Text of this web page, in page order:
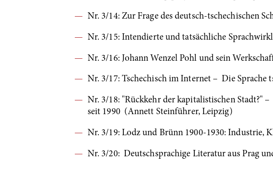
Nr. 3/14: Zur Frage des deutsch-tschechischen
Nr. 3/15: Intendierte und tatsächliche
Nr. 3/16: Johann Wenzel Pohl und sein
Nr. 3/17: Tschechisch im Internet – Die Sprache
Nr. 3/18: "Rückkehr der kapitalistischen Stadt?"
seit 1990 (Annett Steinführer, Leipzig)
Nr. 3/19: Lodz und Brünn 1900-1930: Industrie,
Nr. 3/20: Deutschsprachige Literatur aus Prag